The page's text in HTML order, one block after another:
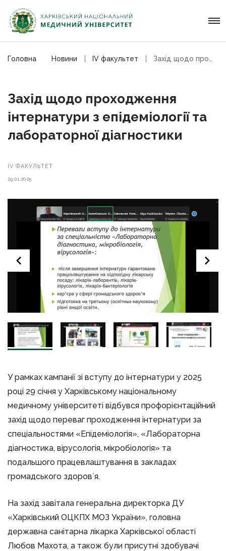
Головна Новини ІV факультет
Захід щодо проходження
інтернатури з епідеміології та
лабораторної діагностики
ІV ФАКУЛЬТЕТ
29.01.2025
У рамках кампанії зі вступу до інтернатури у 2025
році 29 січня у Харківському національному
медичному університеті відбувся профорієнтаційний
захід щодо переваг проходження інтернатури за
спеціальностями «Епідеміологія», «Лабораторна
діагностика, вірусологія, мікробіологія» та
подальшого працевлаштування в закладах
громадського здоровʼя.
На захід завітала генеральна директорка ДУ
«Харківський ОЦКПХ МОЗ України», головна
державна санітарна лікарка Харківської області
Любов Махота, а також були присутні здобувачі